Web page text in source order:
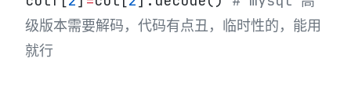
级版本需要解码，代码有点丑，临时性的，能用
就行